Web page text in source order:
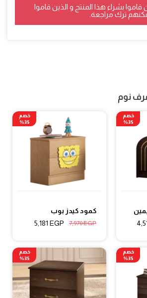
بشراء هذا المنتج و الذين قاموا
ترك مراجعة.
نوم
خصم
35%
كمود كيدز بوب
7,970EGP
5,181 EGP
خصم
35%
خصم
35%
خصم
35%